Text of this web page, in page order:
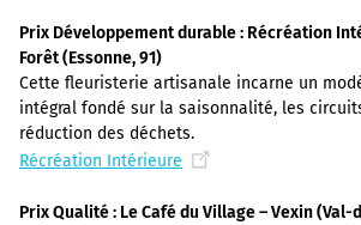
Prix Développement durable : Récréation
Forêt (Essonne, 91)
Cette fleuristerie artisanale incarne un
intégral fondé sur la saisonnalité, les
réduction des déchets.
Récréation Intérieure
Prix Qualité : Le Café du Village – Vexin (Val-